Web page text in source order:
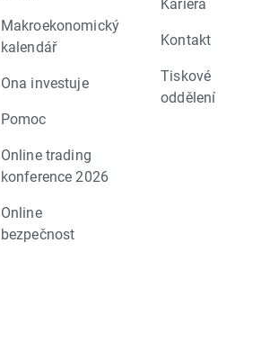
Makroekonomický
kalendář
Ona investuje
Pomoc
Online trading
konference 2026
Online
bezpečnost
Kontakt
Tiskové
oddělení